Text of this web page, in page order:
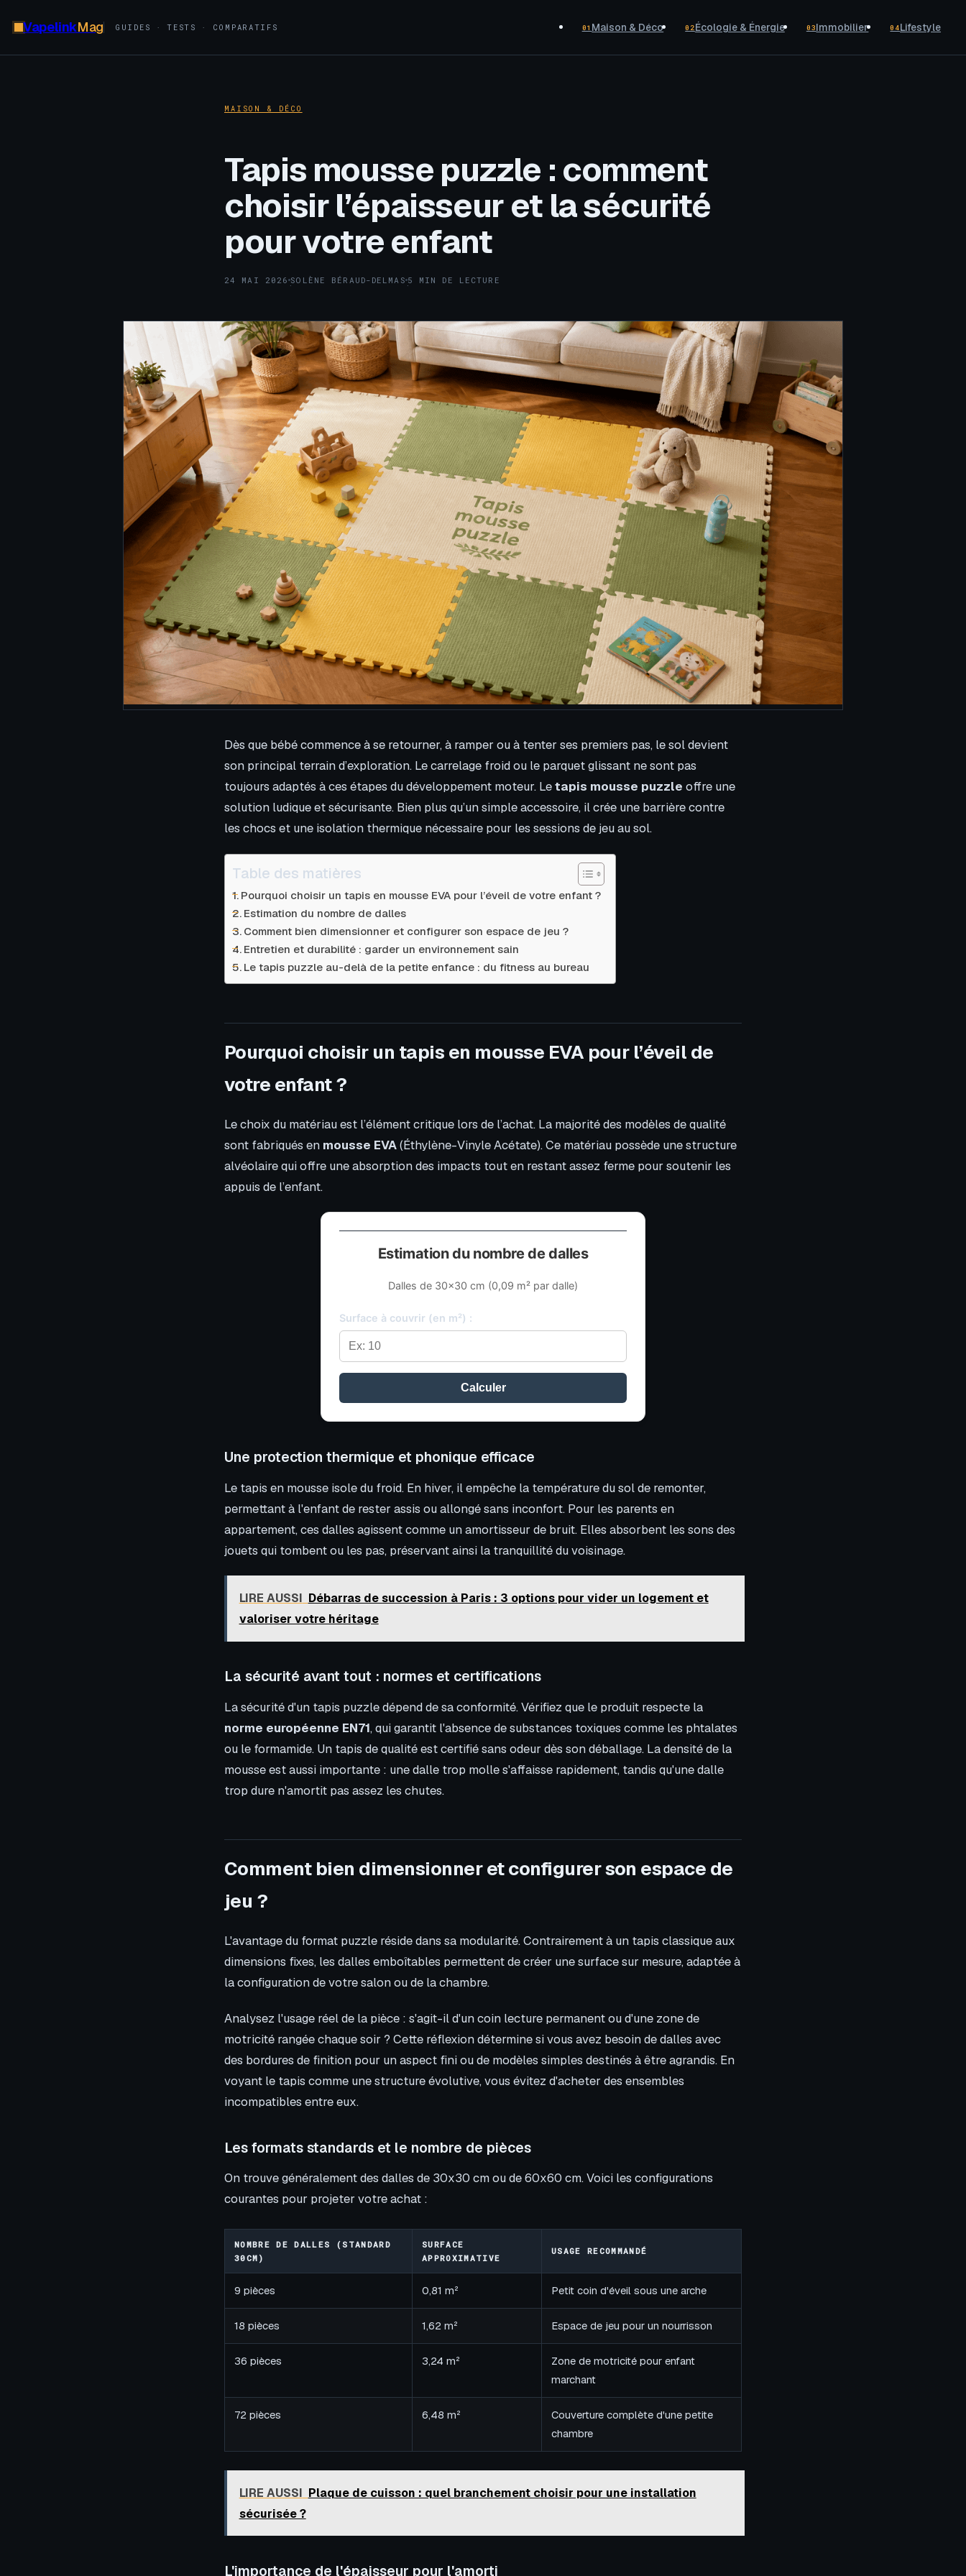
VapelinkMag GUIDES · TESTS · COMPARATIFS 01 Maison & Déco 02Écologie & Énergie 03Immobilier 04Lifestyle
MAISON & DÉCO
Tapis mousse puzzle : comment
choisir l’épaisseur et la sécurité
pour votre enfant
24 MAI 2026·SOLÈNE BÉRAUD-DELMAS ·
5 MIN DE LECTURE
Dès que bébé commence à se retourner, à ramper ou à tenter ses premiers pas, le sol devient
son principal terrain d’exploration. Le carrelage froid ou le parquet glissant ne sont pas
toujours adaptés à ces étapes du développement moteur. Letapis mousse puzzle offre une
solution ludique et sécurisante. Bien plus qu’un simple accessoire, il crée une barrière contre
les chocs et une isolation thermique nécessaire pour les sessions de jeu au sol.
Table des matières
Pourquoi choisir un tapis en mousse EVA pour l’éveil de votre enfant ?
Estimation du nombre de dalles
Comment bien dimensionner et configurer son espace de jeu ?
Entretien et durabilité : garder un environnement sain
Le tapis puzzle au-delà de la petite enfance : du fitness au bureau
Pourquoi choisir un tapis en mousse EVA pour l’éveil de
votre enfant ?
Le choix du matériau est l’élément critique lors de l’achat. La majorité des modèles de qualité
sont fabriqués en mousse EVA(Éthylène-Vinyle Acétate). Ce matériau possède une structure
alvéolaire qui offre une absorption des impacts tout en restant assez ferme pour soutenir les
appuis de l’enfant.
Estimation du nombre de dalles
Dalles de 30×30 cm (0,09 m² par dalle)
Surface à couvrir (en m²) :
Calculer
Une protection thermique et phonique efficace
Le tapis en mousse isole du froid. En hiver, il empêche la température du sol de remonter,
permettant à l'enfant de rester assis ou allongé sans inconfort. Pour les parents en
appartement, ces dalles agissent comme un amortisseur de bruit. Elles absorbent les sons des
jouets qui tombent ou les pas, préservant ainsi la tranquillité du voisinage.
LIRE AUSSI Débarras de succession à Paris : 3 options pour vider un logement et
valoriser votre héritage
La sécurité avant tout : normes et certifications
La sécurité d'un tapis puzzle dépend de sa conformité. Vérifiez que le produit respecte la
norme européenne EN71, qui garantit l'absence de substances toxiques comme les phtalates
ou le formamide. Un tapis de qualité est certifié sans odeur dès son déballage. La densité de la
mousse est aussi importante : une dalle trop molle s'affaisse rapidement, tandis qu'une dalle
trop dure n'amortit pas assez les chutes.
Comment bien dimensionner et configurer son espace de
jeu ?
L'avantage du format puzzle réside dans sa modularité. Contrairement à un tapis classique aux
dimensions fixes, les dalles emboîtables permettent de créer une surface sur mesure, adaptée à
la configuration de votre salon ou de la chambre.
Analysez l'usage réel de la pièce : s'agit-il d'un coin lecture permanent ou d'une zone de
motricité rangée chaque soir ? Cette réflexion détermine si vous avez besoin de dalles avec
des bordures de finition pour un aspect fini ou de modèles simples destinés à être agrandis. En
voyant le tapis comme une structure évolutive, vous évitez d'acheter des ensembles
incompatibles entre eux.
Les formats standards et le nombre de pièces
On trouve généralement des dalles de 30x30 cm ou de 60x60 cm. Voici les configurations
courantes pour projeter votre achat :
NOMBRE DE DALLES (STANDARD
30CM)
SURFACE
APPROXIMATIVE
USAGE RECOMMANDÉ
9 pièces 0,81 m² Petit coin d'éveil sous une arche
18 pièces 1,62 m² Espace de jeu pour un nourrisson
36 pièces 3,24 m²
Zone de motricité pour enfant
marchant
72 pièces 6,48 m²
Couverture complète d'une petite
chambre
LIRE AUSSI Plaque de cuisson : quel branchement choisir pour une installation
sécurisée ?
L'importance de l'épaisseur pour l'amorti